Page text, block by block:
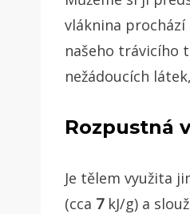
vláknina
našeho trávicího
nežádoucích
Rozpustná
Je tělem využita
(cca 7kJ/g) a